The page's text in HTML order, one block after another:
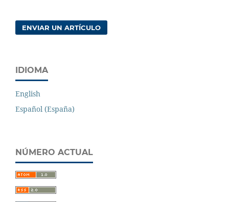
ENVIAR UN ARTÍCULO
IDIOMA
English
Español (España)
NÚMERO ACTUAL